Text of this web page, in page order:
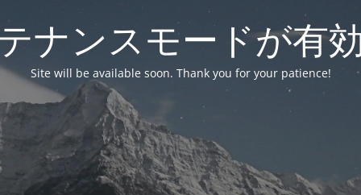
ナンスモードが有
Site will be available soon. Thank you for your patience!